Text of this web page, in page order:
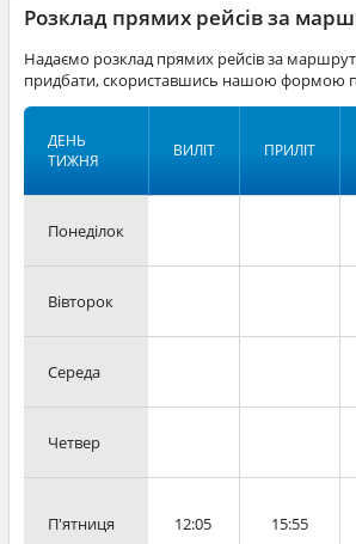
Розклад прямих рейсів за
Надаємо розклад прямих рейсів за
придбати, скориставшись нашою формою
ДЕНЬ
ТИЖНЯ
ВИЛІТ ПРИЛІТ
Понеділок
Вівторок
Середа
Четвер
П'ятниця 12:05 15:55